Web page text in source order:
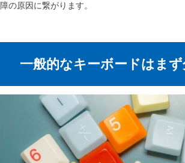
障の原因に繋がります。
一般的なキーボードはま